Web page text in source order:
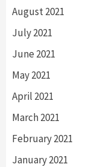
August 2021
July 2021
June 2021
May 2021
April 2021
March 2021
February 2021
January 2021